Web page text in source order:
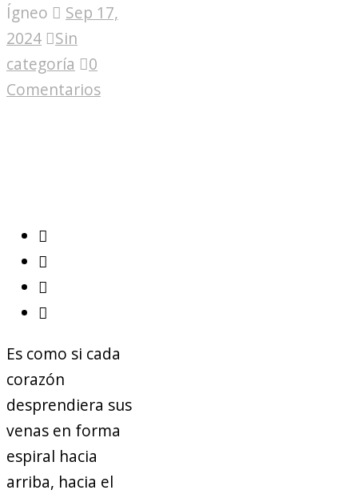
Ígneo
Sep 17,
2024
Sin
categoría
0
Comentarios
Es como si cada
corazón
desprendiera sus
venas en forma
espiral hacia
arriba, hacia el